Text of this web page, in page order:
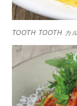
TOOTH TOOTH カ